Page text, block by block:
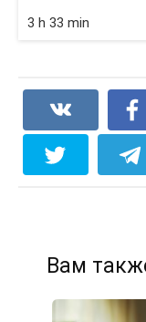
3 h 33 min
Вам